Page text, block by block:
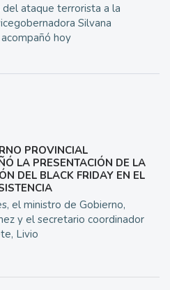
del ataque terrorista a la
Silvana
hoy
PROVINCIAL
LA PRESENTACIÓN DE LA
DEL BLACK FRIDAY EN EL
el ministro de Gobierno,
y el secretario coordinador
Livio